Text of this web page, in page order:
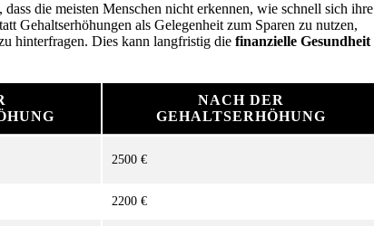
die meisten Menschen nicht erkennen, wie schnell sich ihre
Gehaltserhöhungen als Gelegenheit zum Sparen zu nutzen,
hinterfragen. Dies kann langfristig die finanzielle Gesundheit
NACH DER
GEHALTSERHÖHUNG
2500 €
2200 €